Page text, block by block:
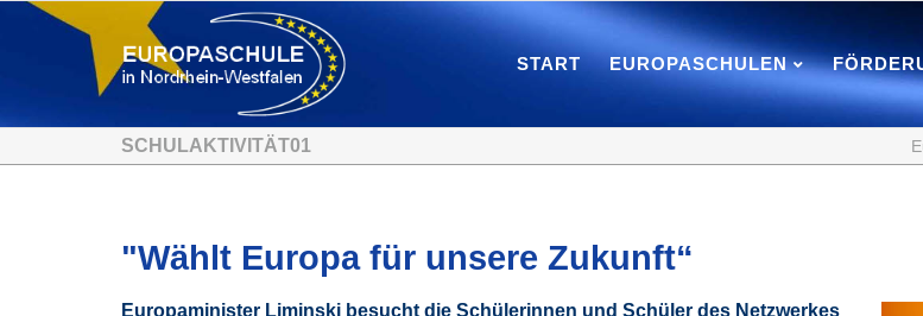
START EUROPASCHULEN
SCHULAKTIVITÄT01
"Wählt Europa für unsere Zukunft“
Europaminister Liminski besucht die Schülerinnen und Schüler des Netzwerkes